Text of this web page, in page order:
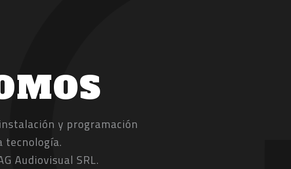
y programación
tecnología.
Audiovisual SRL.